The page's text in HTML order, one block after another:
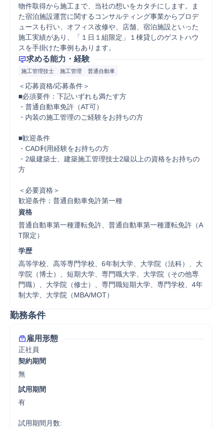
物件取得から施工まで、当社の想いをカタチにします。ま
た宿泊施設運営に関するコンサルティング事業からプロデ
ュースも行い、オフィス改修や、店舗、宿泊施設といった
施工実績があり、「１日１組限定」１棟貸しのゲストハウ
スを手掛けた事例もあります。
求める能力・経験
施工管理技士 施工管理 普通自動車
＜応募資格/応募条件＞
■必須要件：下記いずれも満たす方
・普通自動車免許（AT可）
・内装の施工管理のご経験をお持ちの方
■歓迎条件
・CAD利用経験をお持ちの方
・2級建築士、建築施工管理技士2級以上の資格をお持ちの
方
＜必要資格＞
歓迎条件：普通自動車免許第一種
資格
普通自動車第一種運転免許、普通自動車第一種運転免許（A
T限定）
学歴
高等学校、高等専門学校、6年制大学、大学院（法科）、大
学院（博士）、短期大学、専門職大学、大学院（その他専
門職）、大学院（修士）、専門職短期大学、専門学校、4年
制大学、大学院（MBA/MOT）
勤務条件
雇用形態
正社員
契約期間
無
試用期間
有
試用期間月数: